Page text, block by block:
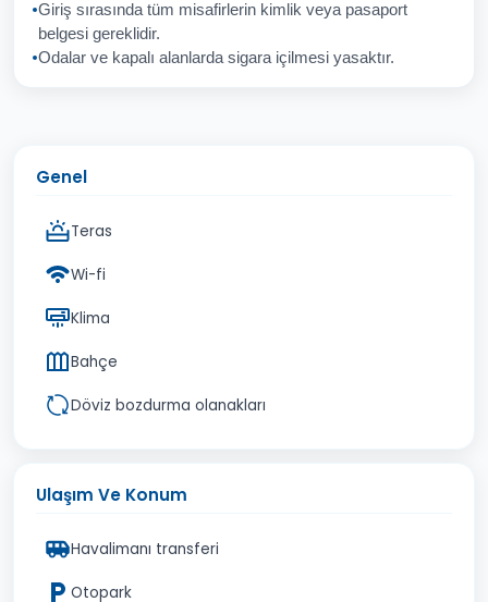
İptal Gönder
Giriş sırasında tüm misafirlerin kimlik veya pasaport
belgesi gereklidir.
Odalar ve kapalı alanlarda sigara içilmesi yasaktır.
Genel
Teras
Wi-fi
Klima
Bahçe
Döviz bozdurma olanakları
Ulaşım Ve Konum
Havalimanı transferi
Otopark